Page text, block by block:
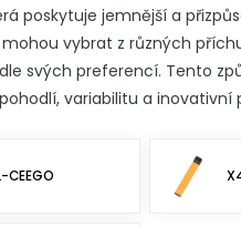
poskytuje jemnější a
mohou vybrat z různých
svých preferencí. Tento
variabilitu a inovativní
CEEGO